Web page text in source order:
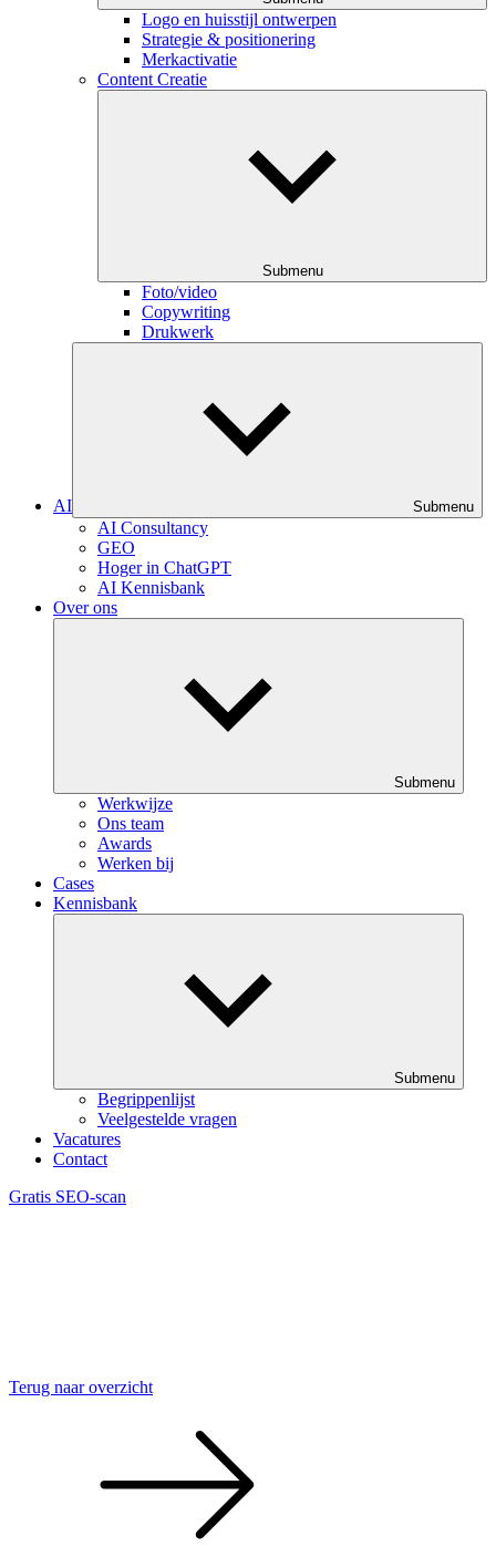
Logo en huisstijl ontwerpen
Strategie & positionering
Merkactivatie
Content Creatie
Submenu
Foto/video
Copywriting
Drukwerk
AI Submenu
AI Consultancy
GEO
Hoger in ChatGPT
AI Kennisbank
Over ons
Submenu
Werkwijze
Ons team
Awards
Werken bij
Cases
Kennisbank
Submenu
Begrippenlijst
Veelgestelde vragen
Vacatures
Contact
Gratis SEO-scan
Terug naar overzicht